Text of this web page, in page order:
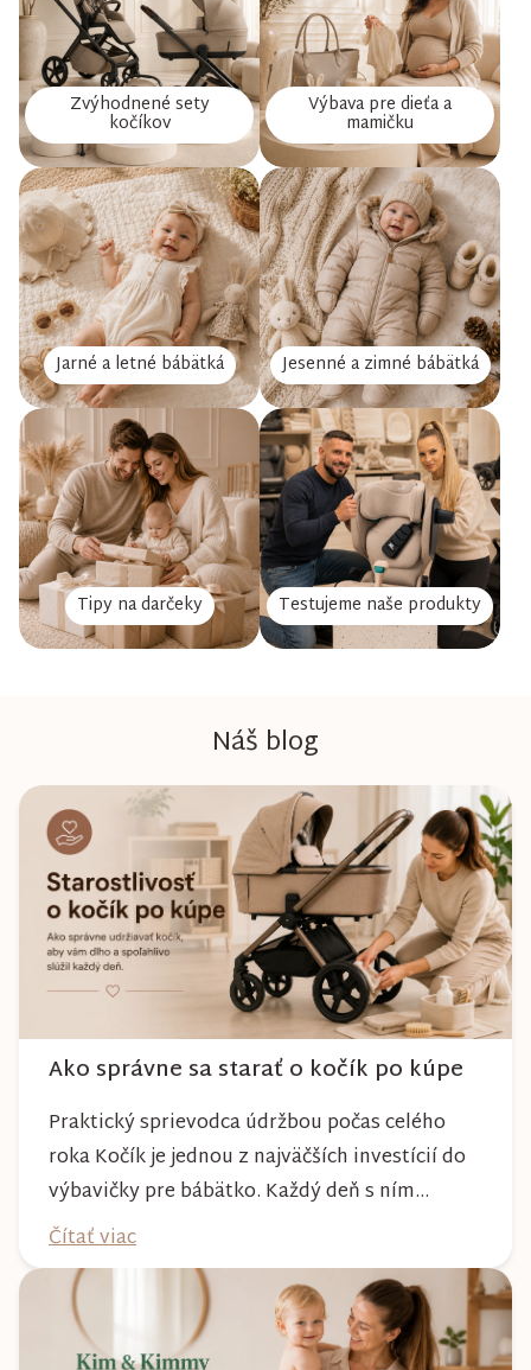
Zvýhodnené sety
kočíkov
Výbava pre dieťa a
mamičku
Jarné a letné bábätká Jesenné a zimné bábätká
Tipy na darčeky Testujeme naše produkty
Náš blog
Ako správne sa starať o kočík po kúpe
Praktický sprievodca údržbou počas celého
roka Kočík je jednou z najväčších investícií do
výbavičky pre bábätko. Každý deň s ním
absolvujete prechádzky po meste, v parkoch,
na lesných chodníkoch aj počas nepriaznivého
počasia. Pravidelnou starostlivosťou si však
môžete byť istí, že vám bude spoľahlivo slúžiť
Čítať viac